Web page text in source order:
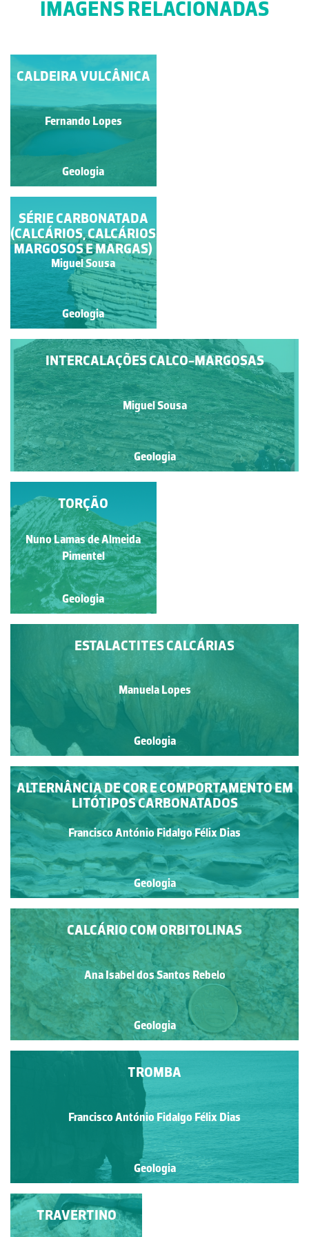
IMAGENS RELACIONADAS
VALE GLACIAR
Fernando Lopes
Geologia
CALDEIRA VULCÂNICA
Fernando Lopes
Geologia
LAPIÁS LITORAL
Miguel Sousa
Geologia
SÉRIE CARBONATADA
(CALCÁRIOS, CALCÁRIOS
MARGOSOS E MARGAS)
Miguel Sousa
Geologia
INTERCALAÇÕES CALCO-MARGOSAS
Miguel Sousa
Geologia
FORMAÇÃO DA
BRENHA
Miguel Sousa
Geologia
ESTALACTITES CALCÁRIAS
Manuela Lopes
Geologia
ALTERNÂNCIA DE COR E COMPORTAMENTO EM
LITÓTIPOS CARBONATADOS
Francisco António Fidalgo Félix Dias
Geologia
CALCÁRIO COM ORBITOLINAS
Ana Isabel dos Santos Rebelo
Geologia
TROMBA
Francisco António Fidalgo Félix Dias
Geologia
TORÇÃO
Nuno Lamas de Almeida
Pimentel
Geologia
ESTALACTITES
TRAVERTINO